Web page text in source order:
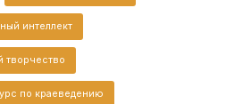
интеллект
творчество
по краеведению